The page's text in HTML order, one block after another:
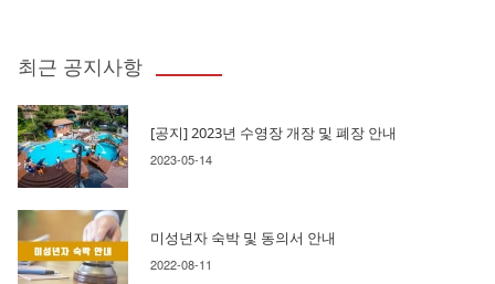
최근 공지사항
[공지] 2023년 수영장 개장 및 폐장 안내
2023-05-14
미성년자 숙박 및 동의서 안내
2022-08-11